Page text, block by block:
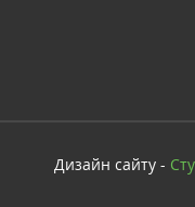
Дизайн сайту -